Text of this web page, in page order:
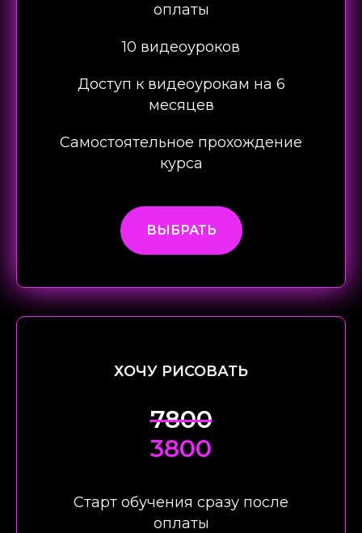
оплаты
10 видеоуроков
Доступ к видеоурокам на 6
месяцев
Самостоятельное прохождение
курса
ВЫБРАТЬ
ХОЧУ РИСОВАТЬ
7800
3800
Старт обучения сразу после
оплаты